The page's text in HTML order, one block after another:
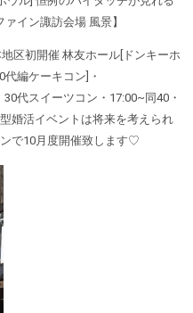
イン諏訪会場 風景】
区初開催 林友ホール[ドンキーホ
編ケーキコン]・
代スイーツコン・17:00~同40・
婚活イベントは将来を考えられ
で10月度開催致します♡